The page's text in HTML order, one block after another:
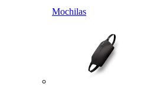
Mochilas